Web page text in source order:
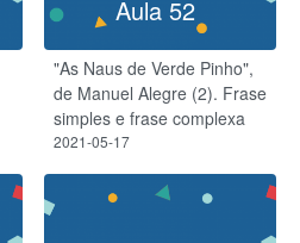
Aula 52
"As Naus de Verde Pinho",
de Manuel Alegre (2). Frase
simples e frase complexa
2021-05-17